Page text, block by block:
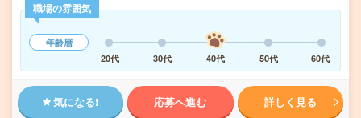
職場の雰囲気
年齢層
20代
30代 40代 50代 60代
気になる! 応募へ進む 詳しく見る